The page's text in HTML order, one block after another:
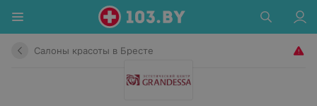
Салоны красоты в Бресте